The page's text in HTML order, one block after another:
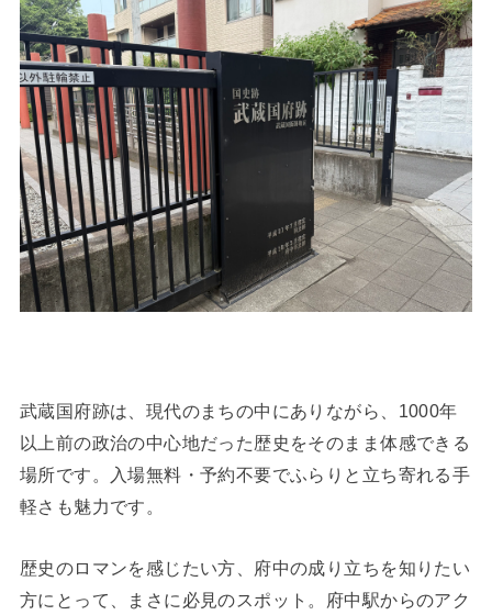
武蔵国府跡は、現代のまちの中にありながら、1000年
以上前の政治の中心地だった歴史をそのまま体感できる
場所です。入場無料・予約不要でふらりと立ち寄れる手
軽さも魅力です。
歴史のロマンを感じたい方、府中の成り立ちを知りたい
方にとって、まさに必見のスポット。府中駅からのアク